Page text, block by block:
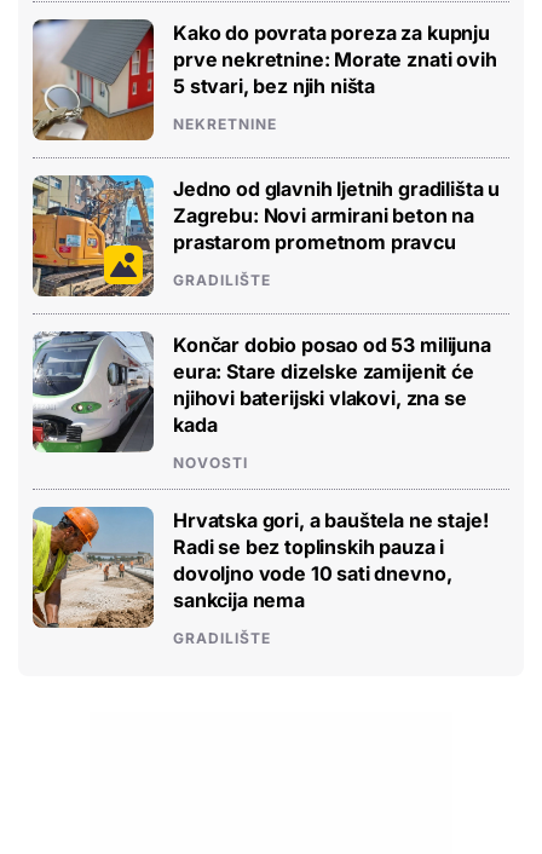
Kako do povrata poreza za kupnju
prve nekretnine: Morate znati ovih
5 stvari, bez njih ništa
NEKRETNINE
Jedno od glavnih ljetnih gradilišta u
Zagrebu: Novi armirani beton na
prastarom prometnom pravcu
GRADILIŠTE
Končar dobio posao od 53 milijuna
eura: Stare dizelske zamijenit će
njihovi baterijski vlakovi, zna se
kada
NOVOSTI
Hrvatska gori, a bauštela ne staje!
Radi se bez toplinskih pauza i
dovoljno vode 10 sati dnevno,
sankcija nema
GRADILIŠTE